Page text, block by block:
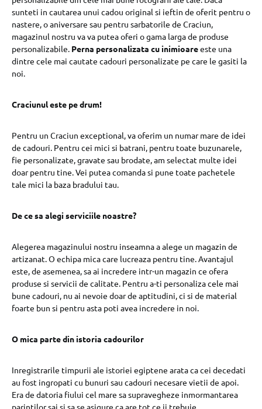
sunteti in cautarea unui cadou original si ieftin de oferit pentru o
nastere, o aniversare sau pentru sarbatorile de Craciun,
magazinul nostru va va putea oferi o gama larga de produse
personalizabile. Perna personalizata cu inimioareeste una
dintre cele mai cautate cadouri personalizate pe care le gasiti la
noi.
Craciunul este pe drum!
Pentru un Craciun exceptional, va oferim un numar mare de idei
de cadouri. Pentru cei mici si batrani, pentru toate buzunarele,
fie personalizate, gravate sau brodate, am selectat multe idei
doar pentru tine. Vei putea comanda si pune toate pachetele
tale mici la baza bradului tau.
De ce sa alegi serviciile noastre?
Alegerea magazinului nostru inseamna a alege un magazin de
artizanat. O echipa mica care lucreaza pentru tine. Avantajul
este, de asemenea, sa ai incredere intr-un magazin ce ofera
produse si servicii de calitate. Pentru a-ti personaliza cele mai
bune cadouri, nu ai nevoie doar de aptitudini, ci si de material
foarte bun si pentru asta poti avea incredere in noi.
O mica parte din istoria cadourilor
Inregistrarile timpurii ale istoriei egiptene arata ca cei decedati
au fost ingropati cu bunuri sau cadouri necesare vietii de apoi.
Era de datoria fiului cel mare sa supravegheze inmormantarea
parintilor sai si sa se asigure ca are tot ce ii trebuie.